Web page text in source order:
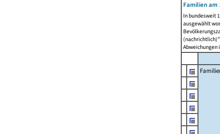
Familien am
In bundesweit
ausgewählt
Abweichungen